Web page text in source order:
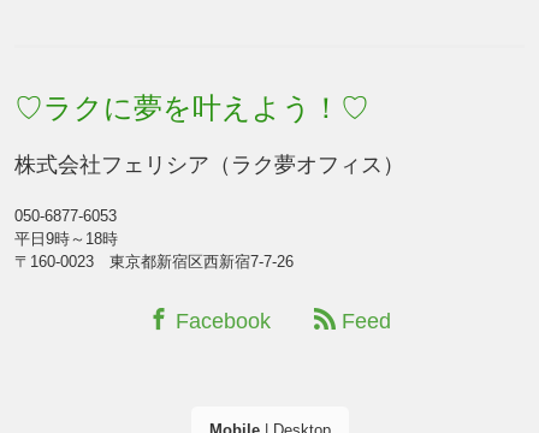
♡ラクに夢を叶えよう！♡
株式会社フェリシア（ラク夢オフィス）
050-6877-6053
平日9時～18時
〒160-0023 東京都新宿区西新宿7-7-26
Facebook Feed